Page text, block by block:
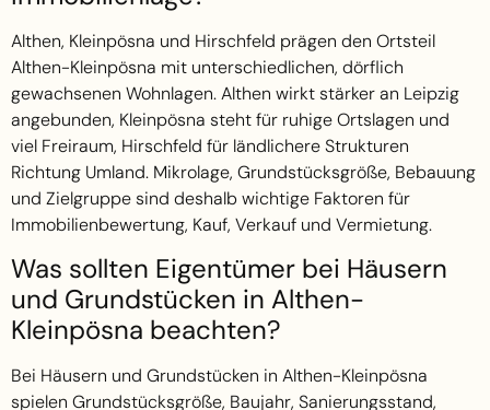
Althen, Kleinpösna und Hirschfeld prägen den Ortsteil
Althen-Kleinpösna mit unterschiedlichen, dörflich
gewachsenen Wohnlagen. Althen wirkt stärker an Leipzig
angebunden, Kleinpösna steht für ruhige Ortslagen und
viel Freiraum, Hirschfeld für ländlichere Strukturen
Richtung Umland. Mikrolage, Grundstücksgröße, Bebauung
und Zielgruppe sind deshalb wichtige Faktoren für
Immobilienbewertung, Kauf, Verkauf und Vermietung.
Was sollten Eigentümer bei Häusern
und Grundstücken in Althen-
Kleinpösna beachten?
Bei Häusern und Grundstücken in Althen-Kleinpösna
spielen Grundstücksgröße, Baujahr, Sanierungsstand,